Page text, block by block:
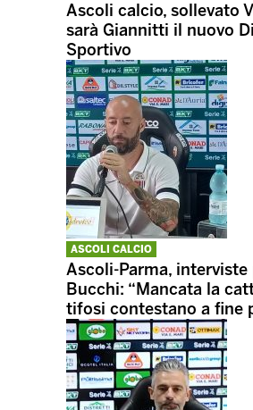
Ascoli calcio, sollevato
sarà Giannitti il nuovo
Sportivo
ASCOLI CALCIO
Ascoli-Parma, interviste
Bucchi: “Mancata la
tifosi contestano a fine